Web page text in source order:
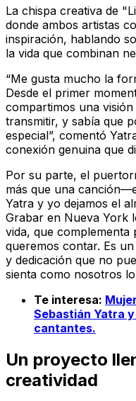
La chispa creativa de
donde ambos artistas
inspiración, hablando
la vida que combinan
“Me gusta mucho la
Desde el primer
compartimos una
transmitir, y sabía que
especial”, comentó
conexión genuina que
Por su parte, el
más que una
Yatra y yo dejamos el
Grabar en Nueva York
vida, que complementa
queremos contar. Es
y dedicación que no
sienta como nosotros lo
Te interesa:
Sebastián Yatra
cantantes.
Un proyecto
creatividad